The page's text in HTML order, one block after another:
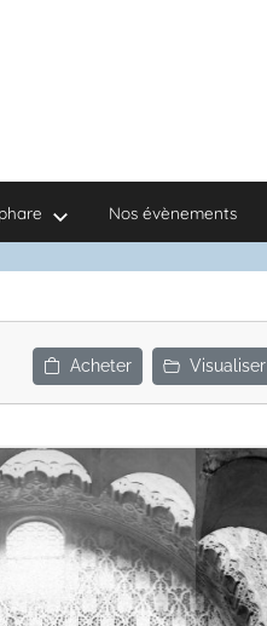
Nos évènements
Acheter Visualiser